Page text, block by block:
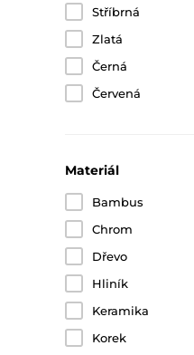
Stříbrná
Zlatá
Černá
Červená
Materiál
Bambus
Chrom
Dřevo
Hliník
Keramika
Korek